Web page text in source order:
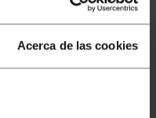
Acerca de las cookies